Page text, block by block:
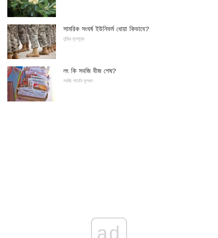
সামরিক সংঘর্ষ ইউনিফর্ম ধোয়া কিভাবে?
লন্ড্রি মূলসূত্র
লং কি সবজি বীজ শেষ?
সবজি গার্ডেন মূলধন
ad